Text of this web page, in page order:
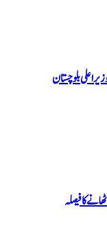
بلوچستان
کا فیصلہ